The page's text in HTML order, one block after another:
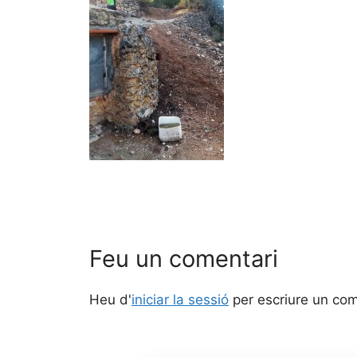
Feu un comentari
Heu d'iniciar la sessió per escriure un